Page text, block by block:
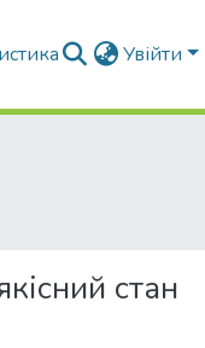
Увійти
стан